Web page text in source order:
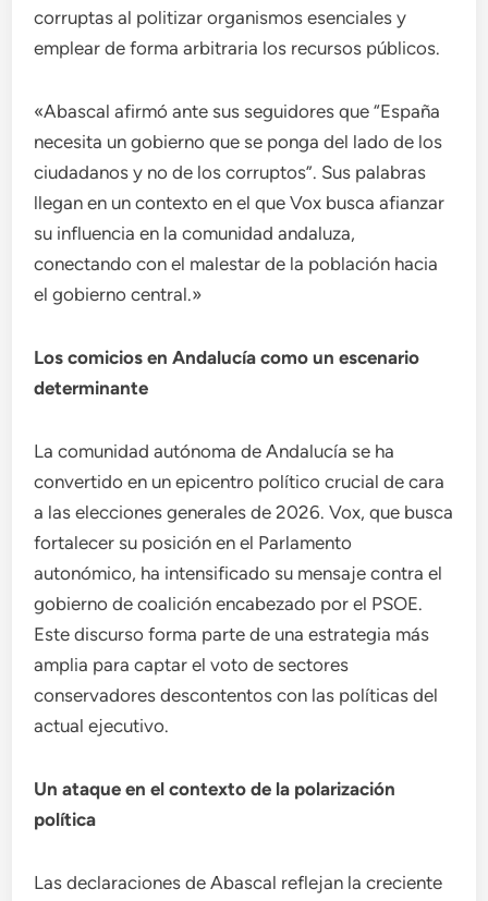
corruptas al politizar organismos esenciales y
emplear de forma arbitraria los recursos públicos.
«Abascal afirmó ante sus seguidores que “España
necesita un gobierno que se ponga del lado de los
ciudadanos y no de los corruptos”. Sus palabras
llegan en un contexto en el que Vox busca afianzar
su influencia en la comunidad andaluza,
conectando con el malestar de la población hacia
el gobierno central.»
Los comicios en Andalucía como un escenario
determinante
La comunidad autónoma de Andalucía se ha
convertido en un epicentro político crucial de cara
a las elecciones generales de 2026. Vox, que busca
fortalecer su posición en el Parlamento
autonómico, ha intensificado su mensaje contra el
gobierno de coalición encabezado por el PSOE.
Este discurso forma parte de una estrategia más
amplia para captar el voto de sectores
conservadores descontentos con las políticas del
actual ejecutivo.
Un ataque en el contexto de la polarización
política
Las declaraciones de Abascal reflejan la creciente